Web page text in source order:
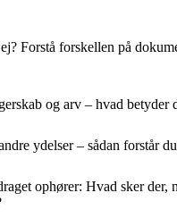
Forstå forskellen på
og arv – hvad betyder
ydelser – sådan forstår
ophører: Hvad sker der,